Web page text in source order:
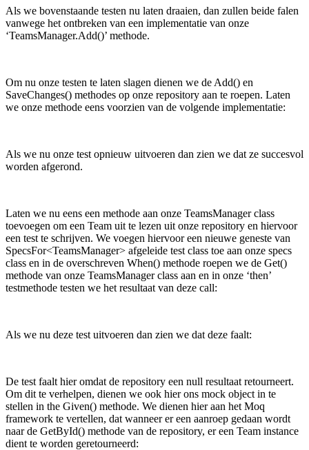
Als we bovenstaande testen nu laten draaien, dan zullen beide falen
vanwege het ontbreken van een implementatie van onze
‘TeamsManager.Add()’ methode.
Om nu onze testen te laten slagen dienen we de Add() en
SaveChanges() methodes op onze repository aan te roepen. Laten
we onze methode eens voorzien van de volgende implementatie:
Als we nu onze test opnieuw uitvoeren dan zien we dat ze succesvol
worden afgerond.
Laten we nu eens een methode aan onze TeamsManager class
toevoegen om een Team uit te lezen uit onze repository en hiervoor
een test te schrijven. We voegen hiervoor een nieuwe geneste van
SpecsFor<TeamsManager> afgeleide test class toe aan onze specs
class en in de overschreven When() methode roepen we de Get()
methode van onze TeamsManager class aan en in onze ‘then’
testmethode testen we het resultaat van deze call:
Als we nu deze test uitvoeren dan zien we dat deze faalt:
De test faalt hier omdat de repository een null resultaat retourneert.
Om dit te verhelpen, dienen we ook hier ons mock object in te
stellen in the Given() methode. We dienen hier aan het Moq
framework te vertellen, dat wanneer er een aanroep gedaan wordt
naar de GetById() methode van de repository, er een Team instance
dient te worden geretourneerd: